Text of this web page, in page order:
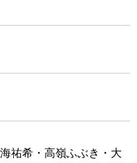
祐希・高嶺ふぶき・大